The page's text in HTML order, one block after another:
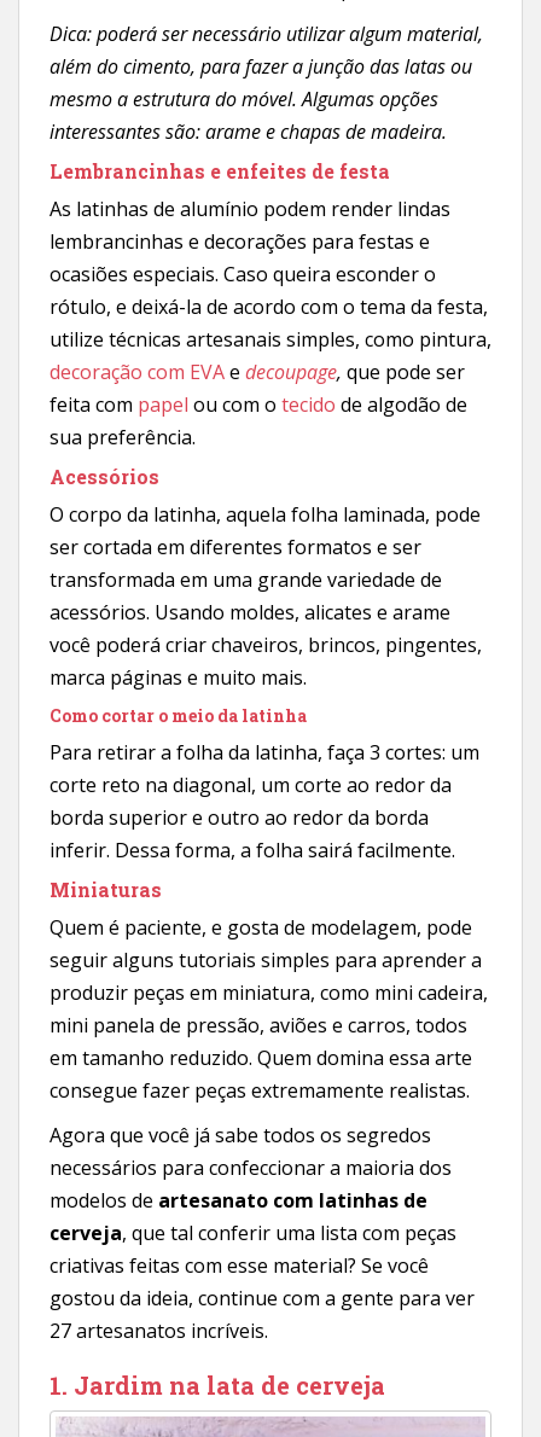
Dica: poderá ser necessário utilizar algum material,
além do cimento, para fazer a junção das latas ou
mesmo a estrutura do móvel. Algumas opções
interessantes são: arame e chapas de madeira.
Lembrancinhas e enfeites de festa
As latinhas de alumínio podem render lindas
lembrancinhas e decorações para festas e
ocasiões especiais. Caso queira esconder o
rótulo, e deixá-la de acordo com o tema da festa,
utilize técnicas artesanais simples, como pintura,
decoração com EVAe decoupage, que pode ser
feita com papel ou com o tecido de algodão de
sua preferência.
Acessórios
O corpo da latinha, aquela folha laminada, pode
ser cortada em diferentes formatos e ser
transformada em uma grande variedade de
acessórios. Usando moldes, alicates e arame
você poderá criar chaveiros, brincos, pingentes,
marca páginas e muito mais.
Como cortar o meio da latinha
Para retirar a folha da latinha, faça 3 cortes: um
corte reto na diagonal, um corte ao redor da
borda superior e outro ao redor da borda
inferir. Dessa forma, a folha sairá facilmente.
Miniaturas
Quem é paciente, e gosta de modelagem, pode
seguir alguns tutoriais simples para aprender a
produzir peças em miniatura, como mini cadeira,
mini panela de pressão, aviões e carros, todos
em tamanho reduzido. Quem domina essa arte
consegue fazer peças extremamente realistas.
Agora que você já sabe todos os segredos
necessários para confeccionar a maioria dos
modelos de artesanato com latinhas de
cerveja, que tal conferir uma lista com peças
criativas feitas com esse material? Se você
gostou da ideia, continue com a gente para ver
27 artesanatos incríveis.
1. Jardim na lata de cerveja